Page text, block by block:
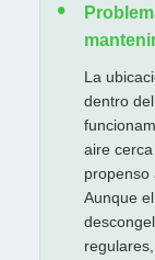
La
dentro
aire
propenso
Aunque